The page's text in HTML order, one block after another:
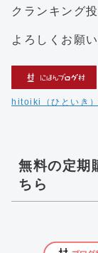
クランキング
よろしくお願
hitoiki（ひといき
無料の定期
ちら